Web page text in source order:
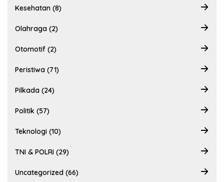
Kesehatan (8)
Olahraga (2)
Otomotif (2)
Peristiwa (71)
Pilkada (24)
Politik (57)
Teknologi (10)
TNI & POLRI (29)
Uncategorized (66)